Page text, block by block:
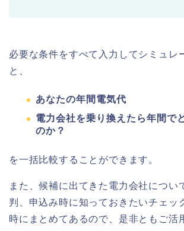
必要な条件をすべて入力してシミュレ
と、
あなたの年間電気代
電力会社を乗り換えたら年間で
のか？
を一括比較することができます。
また、候補に出てきた電力会社につい
判、申込み時に知っておきたいチェッ
時にまとめてあるので、是非ともご活